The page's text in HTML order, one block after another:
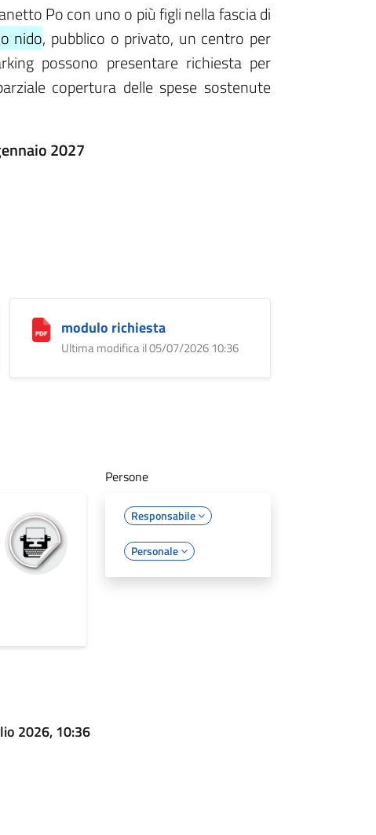
Po con uno o più figli nella fascia di
nido, pubblico o privato, un centro per
possono presentare richiesta per
copertura delle spese sostenute
2027
modulo richiesta
Ultima modifica il 05/07/2026 10:36
Persone
Responsabile
Personale
2026, 10:36